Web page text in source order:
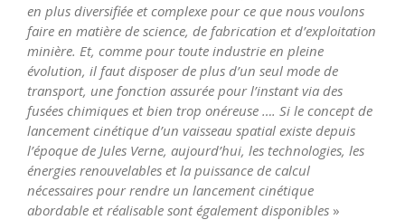
en plus diversifiée et complexe pour ce que nous voulons
faire en matière de science, de fabrication et d’exploitation
minière. Et, comme pour toute industrie en pleine
évolution, il faut disposer de plus d’un seul mode de
transport, une fonction assurée pour l’instant via des
fusées chimiques et bien trop onéreuse …. Si le concept de
lancement cinétique d’un vaisseau spatial existe depuis
l’époque de Jules Verne, aujourd’hui, les technologies, les
énergies renouvelables et la puissance de calcul
nécessaires pour rendre un lancement cinétique
abordable et réalisable sont également disponibles »